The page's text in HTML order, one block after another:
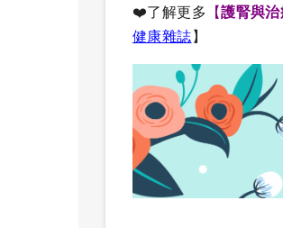
❤️了解更多 【護腎與治
健康雜誌 】